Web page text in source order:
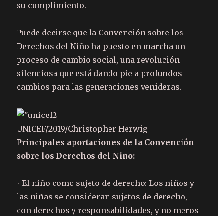
su cumplimiento.
Puede decirse que la Convención sobre los
Derechos del Niño ha puesto en marcha un
proceso de cambio social, una revolución
silenciosa que está dando pie a profundos
cambios para las generaciones venideras.
UNICEF/2019/Christopher Herwig
Principales aportaciones de la Convención
sobre los Derechos del Niño:
• El niño como sujeto de derecho: Los niños y
las niñas se consideran sujetos de derecho,
con derechos y responsabilidades, y no meros